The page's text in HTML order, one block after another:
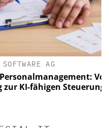
AG
Von
KI-fähigen Steuerung